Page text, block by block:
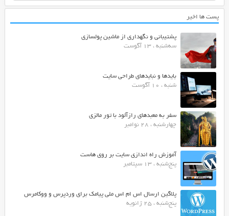
پست ها اخیر
پشتیبانی و نگهداری از ماشین پولسازی
سه‌شنبه ، 13 آگوست
بایدها و نبایدهای طراحی سایت
شنبه ، 10 آگوست
سفر به معبدهای رازآلود با تور مالزی
چهارشنبه ، 28 نوامبر
آموزش راه اندازی سایت بر روی هاست
پنج‌شنبه ، 13 سپتامبر
پلاگین ارسال اس ام اس ملی پیامک برای وردپرس و ووکامرس
پنج‌شنبه ، 25 ژانویه